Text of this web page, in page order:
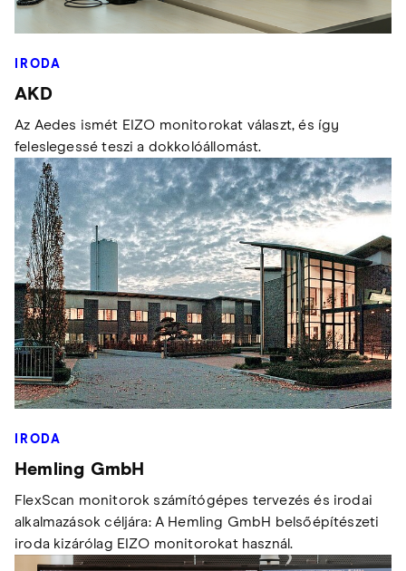
IRODA
AKD
Az Aedes ismét EIZO monitorokat választ, és így
feleslegessé teszi a dokkolóállomást.
IRODA
Hemling GmbH
FlexScan monitorok számítógépes tervezés és irodai
alkalmazások céljára: A Hemling GmbH belsőépítészeti
iroda kizárólag EIZO monitorokat használ.